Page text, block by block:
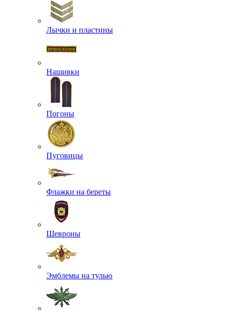
Лычки и пластины
Нашивки
Погоны
Пуговицы
Флажки на береты
Шевроны
Эмблемы на тулью